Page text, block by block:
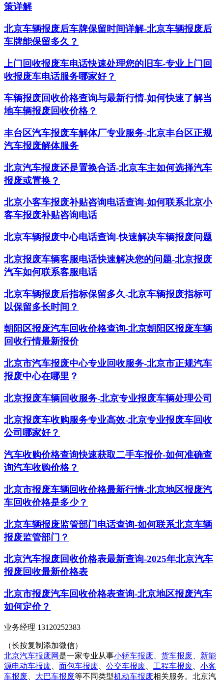
策详解
北京车辆报废后车牌保留时间详解-北京车辆报废后
车牌能保留多久？
上门回收报废车电话快速处理您的旧车-专业上门回
收报废车电话服务哪家好？
车辆报废回收价格查询与最新行情-如何快速了解当
地车辆报废回收价格？
丰台区汽车报废车解体厂专业服务-北京丰台区正规
汽车报废解体服务
北京汽车报废还是置换合适-北京车主如何选择汽车
报废或置换？
北京小客车报废补贴咨询电话查询-如何联系北京小
客车报废补贴咨询电话
北京车辆报废中心电话查询-快速解决车辆报废问题
北京报废车辆客服电话快速解决您的问题-北京报废
汽车如何联系客服电话
北京车辆报废后指标保留多久-北京车辆报废指标可
以保留多长时间？
朝阳区报废汽车回收价格查询-北京朝阳区报废车辆
回收行情最新报价
北京市汽车报废中心专业回收服务-北京市正规汽车
报废中心在哪里？
北京报废车辆回收服务-北京专业报废车辆处理公司
北京报废车收购服务专业高效-北京专业报废车回收
公司哪家好？
汽车收购价格查询快速获取二手车报价-如何准确查
询汽车收购价格？
北京市报废车辆回收价格最新行情-北京地区报废汽
车回收价格是多少？
北京车辆报废监管部门电话查询-如何联系北京车辆
报废监管部门？
北京汽车报废回收价格表最新查询-2025年北京汽车
报废回收最新价格表
北京市报废汽车回收价格表查询-北京地区报废汽车
如何定价？
业务经理 13120252383
（长按复制添加微信）
北京汽车报废网 是一家专业从事小轿车报废 货车报废
新能
源电动车报废
面包车报废 公交车报废 工程车报废
小客
车报废
大巴车报废等不同类型机动车报废相关服务。北京汽